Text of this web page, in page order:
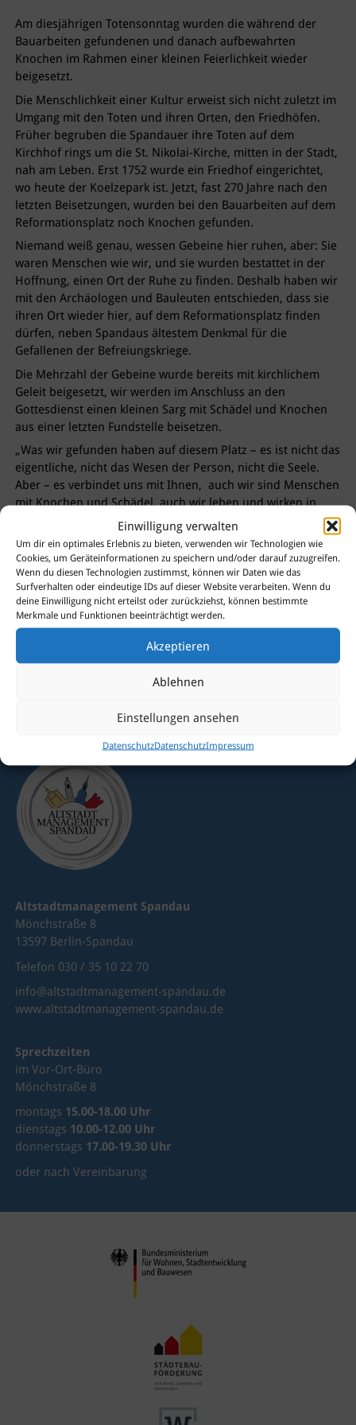
Einwilligung verwalten
Um dir ein optimales Erlebnis zu bieten, verwenden wir Technologien wie
Cookies, um Geräteinformationen zu speichern und/oder darauf zuzugreifen.
Wenn du diesen Technologien zustimmst, können wir Daten wie das
Surfverhalten oder eindeutige IDs auf dieser Website verarbeiten. Wenn du
deine Einwilligung nicht erteilst oder zurückziehst, können bestimmte
Merkmale und Funktionen beeinträchtigt werden.
Akzeptieren
Ablehnen
Einstellungen ansehen
DatenschutzDatenschutzImpressum
Am diesjährigen Totensonntag wurden die während der
Bauarbeiten gefundenen und danach aufbewahrten
Knochen im Rahmen einer kleinen Feierlichkeit wieder
beigesetzt.
Die Menschlichkeit einer Kultur erweist sich nicht zuletzt im
Umgang mit den Toten und ihren Orten, den Friedhöfen.
Früher begruben die Spandauer ihre Toten auf dem
Kirchhof rings um die St. Nikolai-Kirche, mitten in der Stadt,
nah am Leben. Erst 1752 wurde ein Friedhof eingerichtet,
wo heute der Koelzepark ist. Jetzt, fast 270 Jahre nach den
letzten Beisetzungen, wurden bei den Bauarbeiten auf dem
Reformationsplatz noch Knochen gefunden.
Niemand weiß genau, wessen Gebeine hier ruhen, aber: Sie
waren Menschen wie wir, und sie wurden bestattet in der
Hoffnung, einen Ort der Ruhe zu finden. Deshalb haben wir
mit den Archäologen und Bauleuten entschieden, dass sie
ihren Ort wieder hier, auf dem Reformationsplatz finden
dürfen, neben Spandaus ältestem Denkmal für die
Gefallenen der Befreiungskriege.
Die Mehrzahl der Gebeine wurde bereits mit kirchlichem
Geleit beigesetzt, wir werden im Anschluss an den
Gottesdienst einen kleinen Sarg mit Schädel und Knochen
aus einer letzten Fundstelle beisetzen.
„Was wir gefunden haben auf diesem Platz – es ist nicht das
eigentliche, nicht das Wesen der Person, nicht die Seele.
Aber – es verbindet uns mit Ihnen, auch wir sind Menschen
mit Knochen und Schädel, auch wir leben und wirken in
Spandau, und dieser Fund erinnert uns daran, dass auch
wir einst sterben werden. Wir wahren die Würde dieses
Ortes, in dem wir wieder in die Erde geben, was aus der
Erde genommen wurde.“
Pfarrer Björn Borrmann
Altstadtmanagement Spandau
Mönchstraße 8
13597 Berlin-Spandau
Telefon 030 / 35 10 22 70
info@altstadtmanagement-spandau.de
www.altstadtmanagement-spandau.de
Sprechzeiten
im Vor-Ort-Büro
Mönchstraße 8
montags 15.00-18.00 Uhr
dienstags 10.00-12.00 Uhr
donnerstags 17.00-19.30 Uhr
oder nach Vereinbarung